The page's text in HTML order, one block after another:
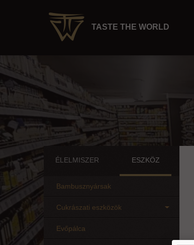
TASTE THE WORLD
ÉLELMISZER ESZKÖZ
Bambusznyársak
Cukrászati eszközök
Evőpálca